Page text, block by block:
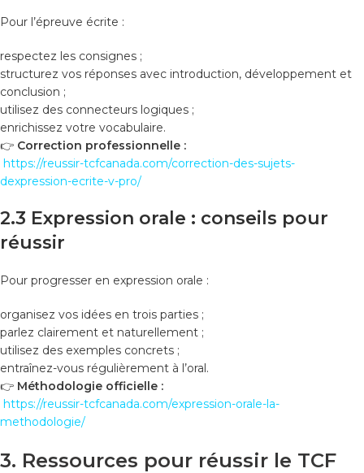
Pour l’épreuve écrite :
respectez les consignes ;
structurez vos réponses avec introduction, développement et
conclusion ;
utilisez des connecteurs logiques ;
enrichissez votre vocabulaire.
👉 Correction professionnelle :
https://reussir-tcfcanada.com/correction-des-sujets-
dexpression-ecrite-v-pro/
2.3 Expression orale : conseils pour
réussir
Pour progresser en expression orale :
organisez vos idées en trois parties ;
parlez clairement et naturellement ;
utilisez des exemples concrets ;
entraînez-vous régulièrement à l’oral.
👉 Méthodologie officielle :
https://reussir-tcfcanada.com/expression-orale-la-
methodologie/
3. Ressources pour réussir le TCF